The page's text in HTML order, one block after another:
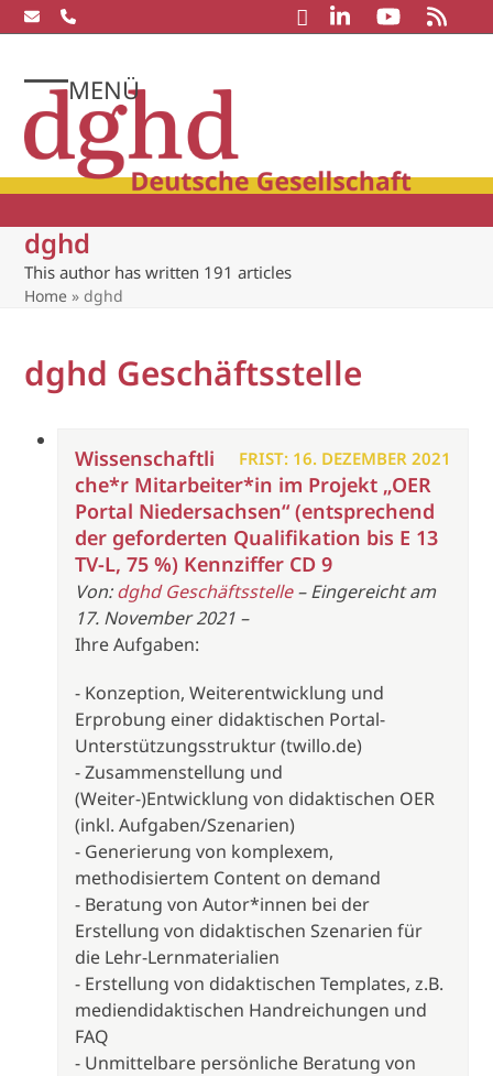
Skip
to
MENÜ
Open
mobile
menu
Close
mobile
menu
dghd
This author has written 191 articles
Home »dghd
dghd Geschäftsstelle
FRIST: 16. DEZEMBER 2021
Wissenschaftli
che*r Mitarbeiter*in im Projekt „OER
Portal Niedersachsen“ (entsprechend
der geforderten Qualifikation bis E 13
TV-L, 75 %) Kennziffer CD 9
Von:dghd Geschäftsstelle– Eingereicht am
17. November 2021 –
Ihre Aufgaben:
- Konzeption, Weiterentwicklung und
Erprobung einer didaktischen Portal-
Unterstützungsstruktur (twillo.de)
- Zusammenstellung und
(Weiter-)Entwicklung von didaktischen OER
(inkl. Aufgaben/Szenarien)
- Generierung von komplexem,
methodisiertem Content on demand
- Beratung von Autor*innen bei der
Erstellung von didaktischen Szenarien für
die Lehr-Lernmaterialien
- Erstellung von didaktischen Templates, z.B.
mediendidaktischen Handreichungen und
FAQ
- Unmittelbare persönliche Beratung von